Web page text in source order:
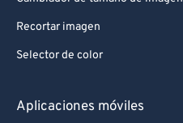
Recortar imagen
Selector de color
Aplicaciones móviles